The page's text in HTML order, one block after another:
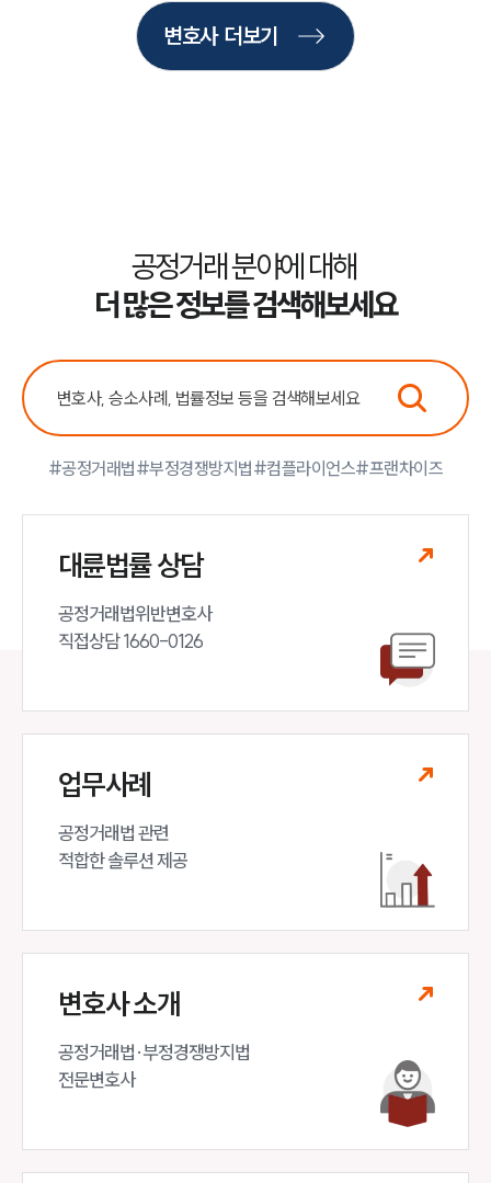
구성원 소개
공정거래법전문변호사
뉴스레터/브로슈어
세미나
대륜법률상담예약
대륜법률상담예약
변호사 더보기
공정거래 분야에 대해
더 많은 정보를 검색해보세요
#공정거래법#부정경쟁방지법#컴플라이언스#프랜차이즈
대륜법률 상담
공정거래법위반변호사
직접상담 1660-0126
업무사례
공정거래법 관련
적합한 솔루션 제공
변호사 소개
공정거래법·부정경쟁방지법
전문변호사